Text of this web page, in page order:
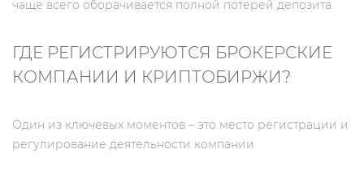
чаще всего оборачивается полной потерей депозита.
ГДЕ РЕГИСТРИРУЮТСЯ БРОКЕРСКИЕ
КОМПАНИИ И КРИПТОБИРЖИ?
Один из ключевых моментов – это место регистрации и
регулирование деятельности компании.